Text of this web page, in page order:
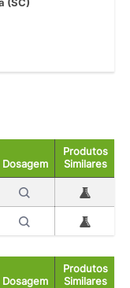
Dosagem
Produtos
Similares
Dosagem
Produtos
Similares